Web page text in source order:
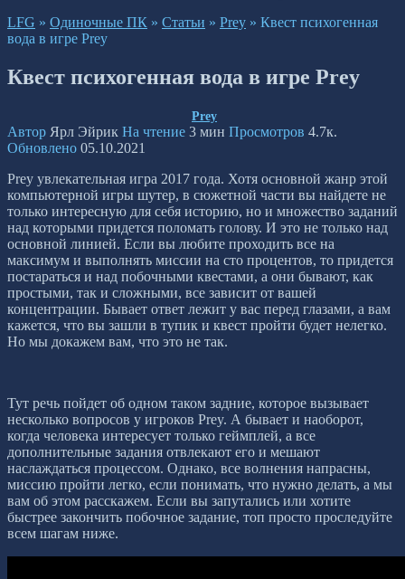
LFG » Одиночные ПК » Статьи » Prey » Квест психогенная
вода в игре Prey
Квест психогенная вода в игре Prey
Prey
Автор Ярл Эйрик На чтение 3 мин Просмотров 4.7к.
Обновлено 05.10.2021
Prey увлекательная игра 2017 года. Хотя основной жанр этой
компьютерной игры шутер, в сюжетной части вы найдете не
только интересную для себя историю, но и множество заданий
над которыми придется поломать голову. И это не только над
основной линией. Если вы любите проходить все на
максимум и выполнять миссии на сто процентов, то придется
постараться и над побочными квестами, а они бывают, как
простыми, так и сложными, все зависит от вашей
концентрации. Бывает ответ лежит у вас перед глазами, а вам
кажется, что вы зашли в тупик и квест пройти будет нелегко.
Но мы докажем вам, что это не так.
Тут речь пойдет об одном таком задние, которое вызывает
несколько вопросов у игроков Prey. А бывает и наоборот,
когда человека интересует только геймплей, а все
дополнительные задания отвлекают его и мешают
наслаждаться процессом. Однако, все волнения напрасны,
миссию пройти легко, если понимать, что нужно делать, а мы
вам об этом расскажем. Если вы запутались или хотите
быстрее закончить побочное задание, топ просто проследуйте
всем шагам ниже.